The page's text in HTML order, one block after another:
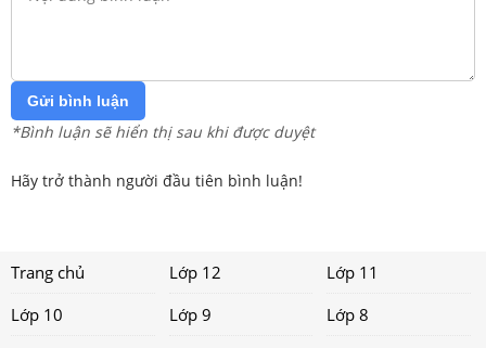
Gửi bình luận
*Bình luận sẽ hiển thị sau khi được duyệt
Hãy trở thành người đầu tiên bình luận!
Trang chủ Lớp 12
Lớp 11
Lớp 10
Lớp 9
Lớp 8